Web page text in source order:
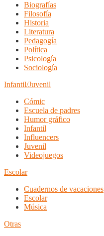
Biografías
Filosofía
Historia
Literatura
Pedagogía
Política
Psicología
Sociología
Infantil/Juvenil
Cómic
Escuela de padres
Humor gráfico
Infantil
Influencers
Juvenil
Videojuegos
Escolar
Cuadernos de vacaciones
Escolar
Música
Otras